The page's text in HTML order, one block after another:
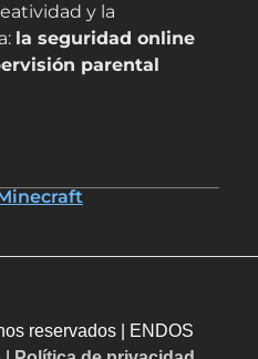
y la
la seguridad online
parental
reservados | ENDOS